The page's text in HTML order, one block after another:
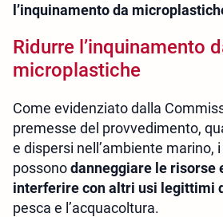
l’inquinamento da
Ridurre l’inquinamento
microplastiche
Come evidenziato dalla
premesse del provvedimento,
e dispersi nell’ambiente marino,
possonodanneggiare le risorse
interferire con altri usi legittimi
pesca e l’acquacoltura.